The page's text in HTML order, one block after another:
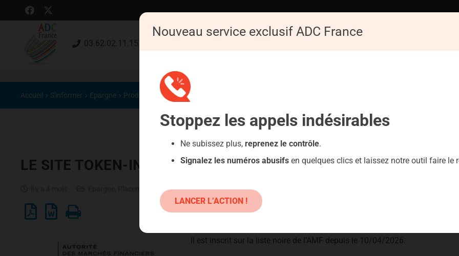
03.62.02.11.15 (gratuit)
Accueil S'informer Epargne Produits classiques : danger !
LE SITE TOKEN-INVEST.COM
Placements atypiques,Produits classiques : Danger !
Il est inscrit sur la liste noire de l’AMF depuis le 10/04/2026.
Nouveau service exclusif ADC France
Stoppez les appels indésirables
Ne subissez plus, reprenez le contrôle.
Signalez les numéros abusifs en quelques clics et laissez notre outil faire le
LANCER L’ACTION !